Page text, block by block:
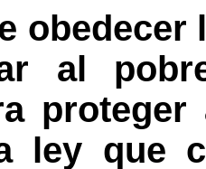
obedecer
al
ley que